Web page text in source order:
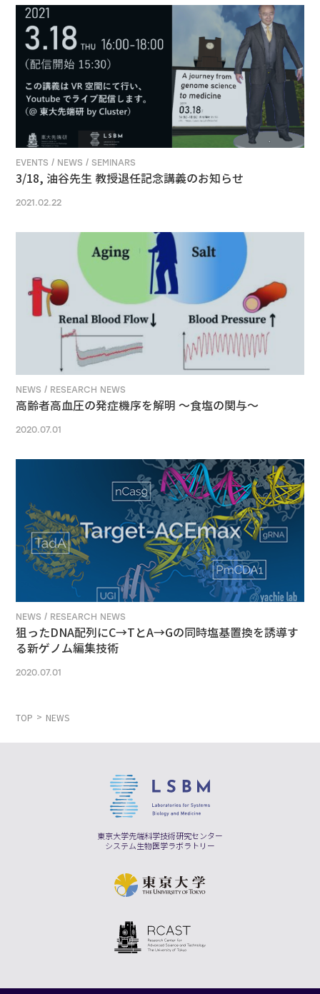
EVENTS / NEWS / SEMINARS
3/18, 油谷先生 教授退任記念講義のお知らせ
2021.02.22
NEWS / RESEARCH NEWS
高齢者高血圧の発症機序を解明 ～食塩の関与～
2020.07.01
NEWS / RESEARCH NEWS
狙ったDNA配列にC→TとA→Gの同時塩基置換を誘導す
る新ゲノム編集技術
2020.07.01
TOP NEWS
東京大学先端科学技術研究センター
システム生物医学ラボラトリー